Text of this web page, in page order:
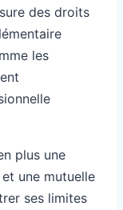
des droits
les
plus une
une mutuelle
ses limites